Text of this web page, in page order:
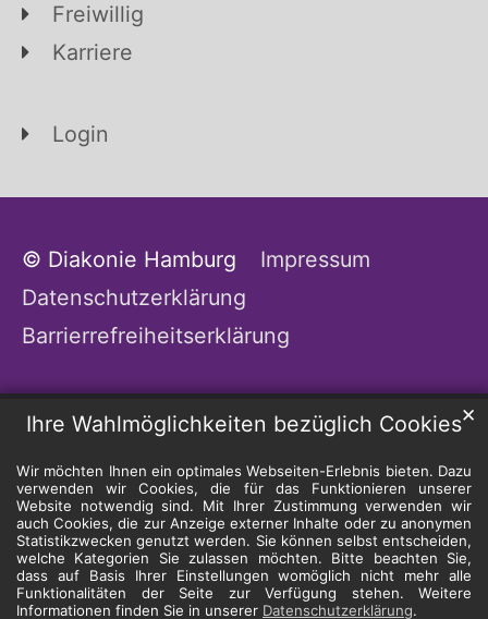
Ihre Wahlmöglichkeiten bezüglich Cookies
Wir möchten Ihnen ein optimales Webseiten-Erlebnis bieten. Dazu
verwenden wir Cookies, die für das Funktionieren unserer
Website notwendig sind. Mit Ihrer Zustimmung verwenden wir
auch Cookies, die zur Anzeige externer Inhalte oder zu anonymen
Statistikzwecken genutzt werden. Sie können selbst entscheiden,
welche Kategorien Sie zulassen möchten. Bitte beachten Sie,
dass auf Basis Ihrer Einstellungen womöglich nicht mehr alle
Funktionalitäten der Seite zur Verfügung stehen. Weitere
Informationen finden Sie in unserer Datenschutzerklärung.
✕
Freiwillig
Karriere
Login
© Diakonie Hamburg
Impressum
Datenschutzerklärung
Barrierrefreiheitserklärung